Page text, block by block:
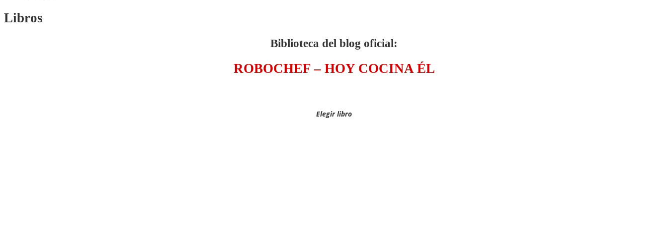
Libros
Biblioteca del blog oficial:
ROBOCHEF – HOY COCINA ÉL
Elegir libro